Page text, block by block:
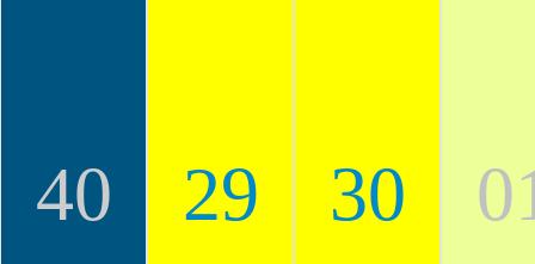
40 29 30